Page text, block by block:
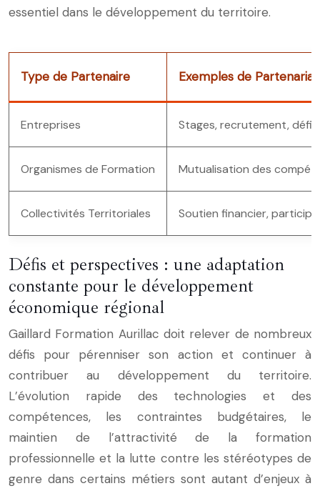
essentiel dans le développement du territoire.
Type de Partenaire Exemples de
Entreprises Stages, recrutement,
Organismes de Formation Mutualisation des
Collectivités Territoriales Soutien financier,
Défis et perspectives : une adaptation
constante pour le développement
économique régional
Gaillard Formation Aurillac doit relever de nombreux
défis pour pérenniser son action et continuer à
contribuer au développement du territoire.
L’évolution rapide des technologies et des
compétences, les contraintes budgétaires, le
maintien de l’attractivité de la formation
professionnelle et la lutte contre les stéréotypes de
genre dans certains métiers sont autant d’enjeux à